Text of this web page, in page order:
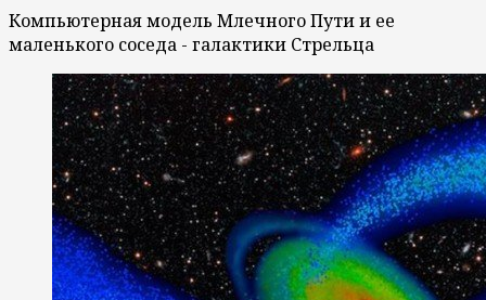
Компьютерная модель Млечного Пути и ее
маленького соседа - галактики Стрельца